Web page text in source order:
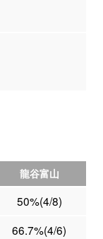
龍谷富山
50%(4/8)
66.7%(4/6)